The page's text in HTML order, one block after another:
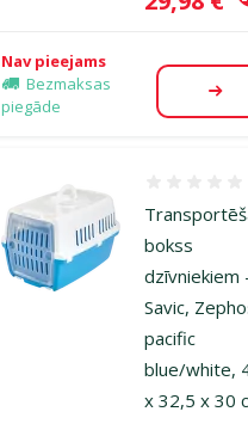
Nav pieejams
Bezmaksas
piegāde
bokss
dzīvniekiem
Savic,
pacific
blue/white,
x 32,5 x 30